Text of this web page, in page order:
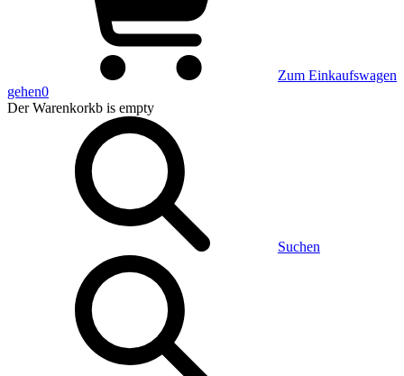
Zum Einkaufswagen
gehen0
Der Warenkorkb is empty
Suchen